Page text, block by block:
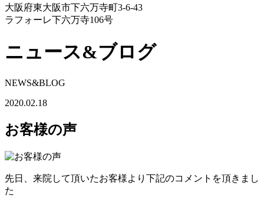
大阪府東大阪市下六万寺町3-6-43
ラフォーレ下六万寺106号
ニュース&ブログ
NEWS&BLOG
2020.02.18
お客様の声
先日、来院して頂いたお客様より下記のコメントを頂きまし
た